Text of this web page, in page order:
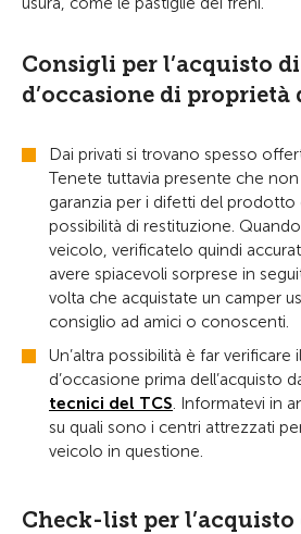
Consigli per l’acquisto
d’occasione di
Dai privati si trovano spesso
Tenete tuttavia presente che non
garanzia per i difetti del prodotto
possibilità di restituzione.
veicolo, verificatelo quindi
avere spiacevoli sorprese in
volta che acquistate un camper
consiglio ad amici o conoscenti.
Un’altra possibilità è far verificare
d’occasione prima dell’acquisto
tecnici del TCS. Informatevi in
su quali sono i centri attrezzati
veicolo in questione.
Check-list per